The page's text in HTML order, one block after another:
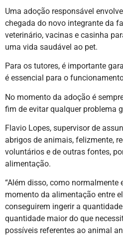
Uma adoção responsável
chegada do novo integrante da
veterinário, vacinas e casinha
uma vida saudável ao pet.
Para os tutores, é importante
é essencial para o
No momento da adoção é
fim de evitar qualquer problema
Flavio Lopes, supervisor de
abrigos de animais, felizmente,
voluntários e de outras fontes,
alimentação.
“Além disso, como
momento da alimentação entre
conseguirem ingerir a
quantidade maior do que
possíveis referentes ao animal